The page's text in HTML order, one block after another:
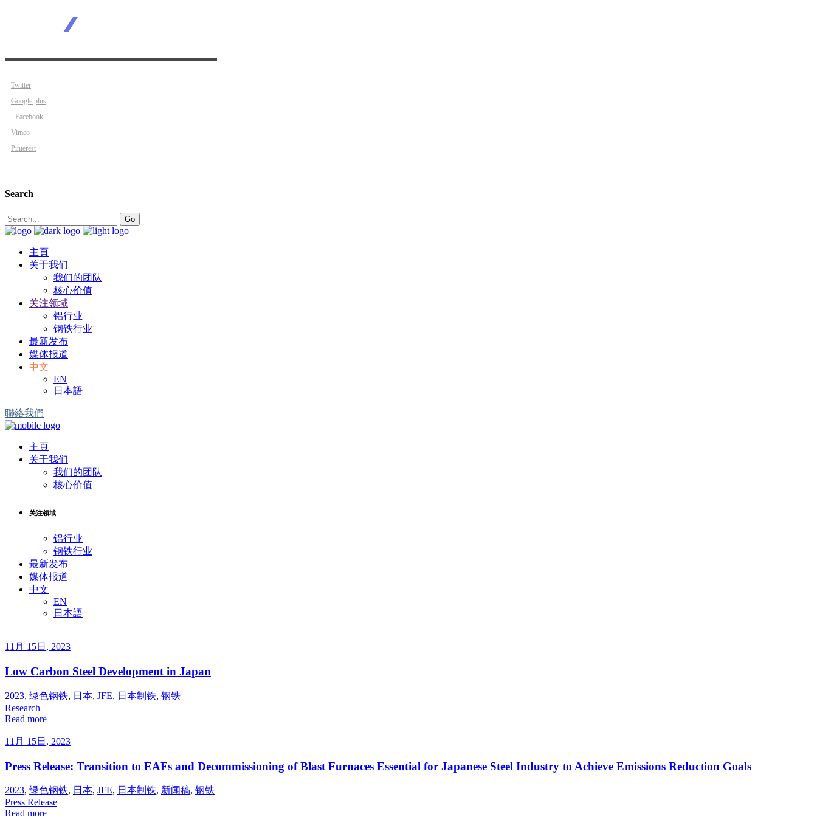
Twitter
Google plus
Facebook
Vimeo
Pinterest
Search
Search
for:
Go
主頁
关于我们
我们的团队
核心价值
关注领域
铝行业
钢铁行业
最新发布
媒体报道
中文
EN
日本語
聯絡我們
主頁
关于我们
我们的团队
核心价值
关注领域
铝行业
钢铁行业
最新发布
媒体报道
中文
EN
日本語
11月 15日, 2023
Low Carbon Steel Development in Japan
2023, 绿色钢铁, 日本, JFE, 日本制铁, 钢铁
Research
Read more
11月 15日, 2023
Press Release: Transition to EAFs and Decommissioning of Blast Furnaces Essential for Japanese Steel Industry to Achieve Emissions Reduction Goals
2023, 绿色钢铁, 日本, JFE, 日本制铁, 新闻稿, 钢铁
Press Release
Read more